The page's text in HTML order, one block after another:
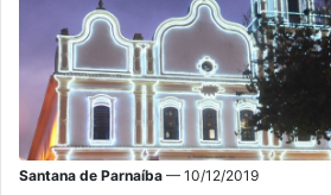
Santana de Parnaíba — 10/12/2019